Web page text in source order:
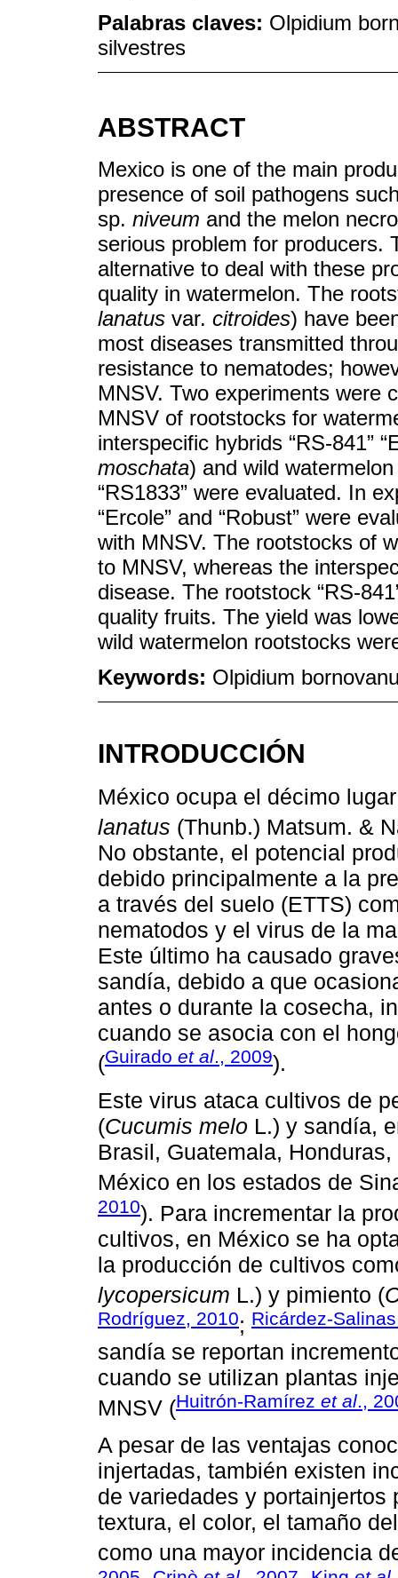
Palabras claves: Olpidium
silvestres
ABSTRACT
Mexico is one of the main
presence of soil pathogens
sp. niveum and the melon
serious problem for producers.
alternative to deal with these
quality in watermelon. The
lanatus var. citroides) have
most diseases transmitted
resistance to nematodes;
MNSV. Two experiments were
MNSV of rootstocks for
interspecific hybrids “RS-841”
moschata) and wild watermelon
“RS1833” were evaluated. In
“Ercole” and “Robust” were
with MNSV. The rootstocks of
to MNSV, whereas the
disease. The rootstock “RS-
quality fruits. The yield was
wild watermelon rootstocks
Keywords: Olpidium
INTRODUCCIÓN
México ocupa el décimo
lanatus (Thunb.) Matsum. &
No obstante, el potencial
debido principalmente a la
a través del suelo (ETTS)
nematodos y el virus de la
Este último ha causado
sandía, debido a que
antes o durante la cosecha,
cuando se asocia con el
(Guirado et al., 2009).
Este virus ataca cultivos de
(Cucumis melo L.) y sandía,
Brasil, Guatemala,
México en los estados de
2010). Para incrementar la
cultivos, en México se ha
la producción de cultivos
lycopersicum L.) y pimiento (
Rodríguez, 2010; Ricárdez-
sandía se reportan
cuando se utilizan plantas
MNSV (Huitrón-Ramírez et al.,
A pesar de las ventajas
injertadas, también existen
de variedades y
textura, el color, el tamaño
como una mayor incidencia